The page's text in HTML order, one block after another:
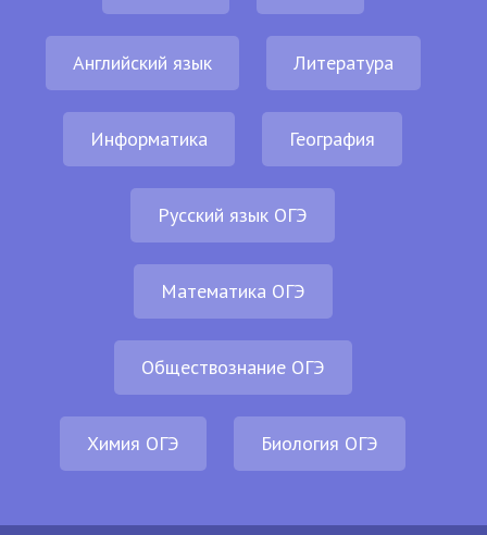
Английский язык Литература
Информатика География
Русский язык ОГЭ
Математика ОГЭ
Обществознание ОГЭ
Химия ОГЭ Биология ОГЭ